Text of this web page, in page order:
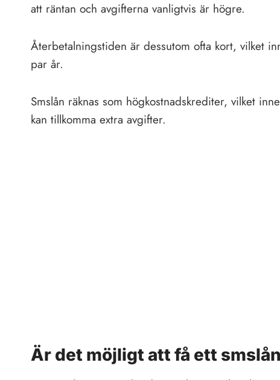
att räntan och avgifterna vanligtvis är högre.
Återbetalningstiden är dessutom ofta kort, vilket
par år.
Smslån räknas som högkostnadskrediter, vilket
kan tillkomma extra avgifter.
Är det möjligt att få ett